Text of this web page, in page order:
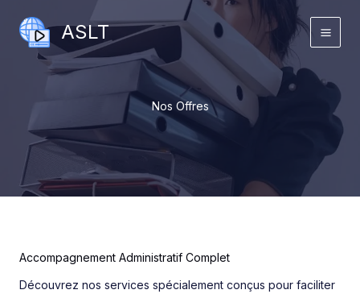
contenu
ASLT
Nos Offres
Accompagnement Administratif Complet
Découvrez nos services spécialement conçus pour faciliter